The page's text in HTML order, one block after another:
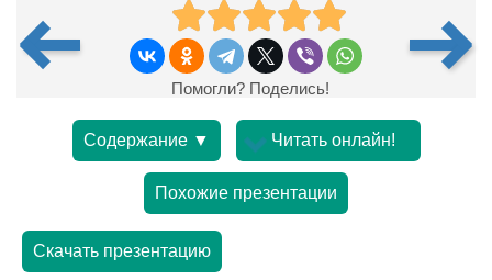
Помогли? Поделись!
Содержание ▼ Читать онлайн!
Похожие презентации
Скачать презентацию